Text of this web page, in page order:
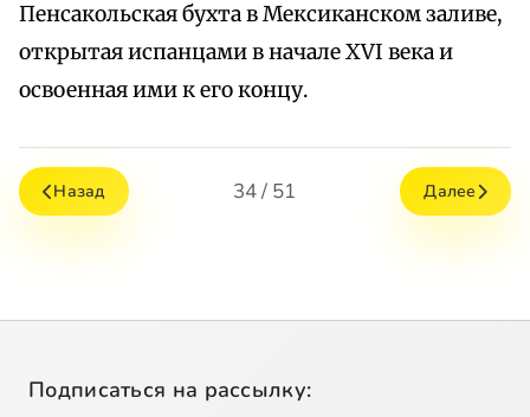
Пенсакольская бухта в Мексиканском заливе,
открытая испанцами в начале XVI века и
освоенная ими к его концу.
Назад 34 / 51 Далее
Подписаться на рассылку: